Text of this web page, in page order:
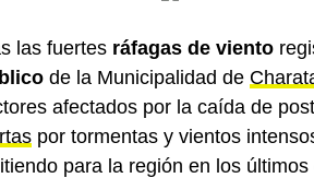
las fuertes ráfagas de viento
de la Municipalidad de
afectados por la caída de
por tormentas y vientos
para la región en los últimos